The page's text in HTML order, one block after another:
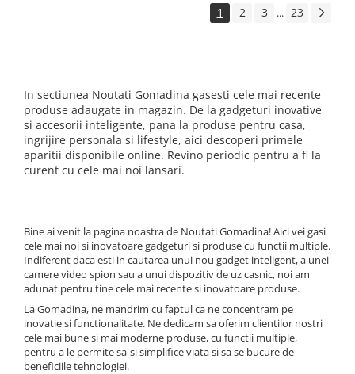
1 2 3 ... 23
In sectiunea Noutati Gomadina gasesti cele mai recente
produse adaugate in magazin. De la gadgeturi inovative
si accesorii inteligente, pana la produse pentru casa,
ingrijire personala si lifestyle, aici descoperi primele
aparitii disponibile online. Revino periodic pentru a fi la
curent cu cele mai noi lansari.
Bine ai venit la pagina noastra de Noutati Gomadina! Aici vei gasi
cele mai noi si inovatoare gadgeturi si produse cu functii multiple.
Indiferent daca esti in cautarea unui nou gadget inteligent, a unei
camere video spion sau a unui dispozitiv de uz casnic, noi am
adunat pentru tine cele mai recente si inovatoare produse.
La Gomadina, ne mandrim cu faptul ca ne concentram pe
inovatie si functionalitate. Ne dedicam sa oferim clientilor nostri
cele mai bune si mai moderne produse, cu functii multiple,
pentru a le permite sa-si simplifice viata si sa se bucure de
beneficiile tehnologiei.